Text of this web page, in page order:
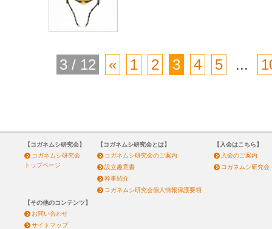
3 / 12 « 1 2 3 4 5 ...
【コガネムシ研究会】
コガネムシ研究会
トップページ
【コガネムシ研究会とは】
コガネムシ研究会のご案内
設立趣意書
幹事紹介
コガネムシ研究会個人情報保護要領
【入会はこちら】
入会のご案内
コガネムシ研究会
【その他のコンテンツ】
お問い合わせ
サイトマップ